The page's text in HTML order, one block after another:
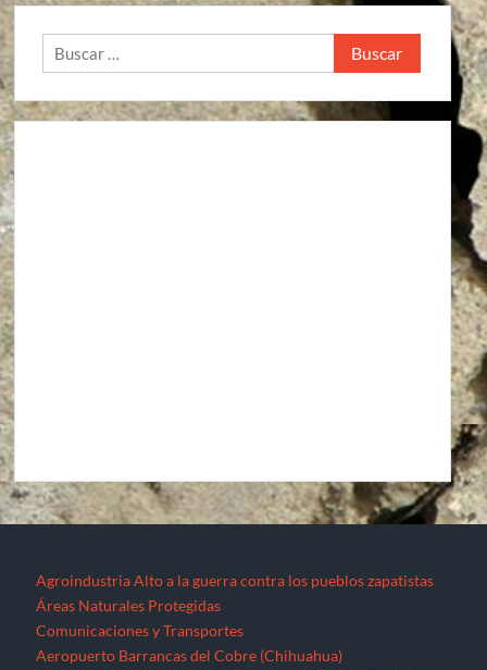
Buscar:
Agroindustria Alto a la guerra contra los pueblos zapatistas
Áreas Naturales Protegidas
Comunicaciones y Transportes
Aeropuerto Barrancas del Cobre (Chihuahua)